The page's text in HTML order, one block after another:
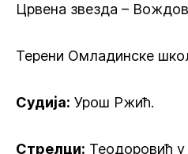
Црвена звезда –
Терени Омладинске
Судија: Урош Ржић.
Стрелци: Теодоровић